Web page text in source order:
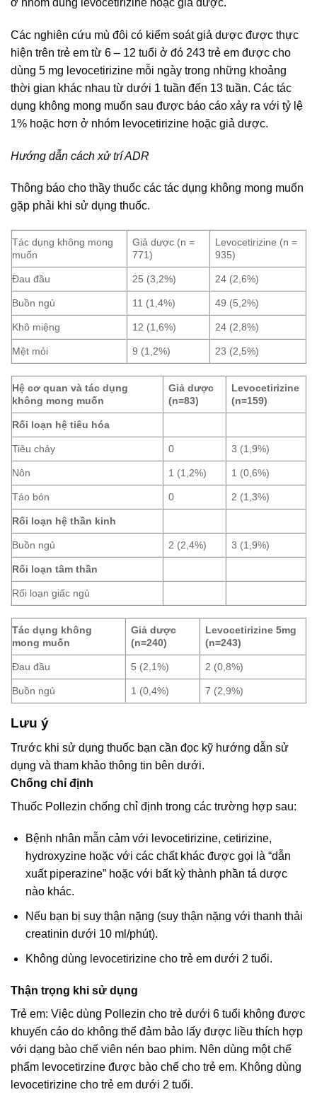
ở nhóm dùng levocetirizine hoặc giả dược.
Các nghiên cứu mù đôi có kiểm soát giả dược được thực
hiện trên trẻ em từ 6 – 12 tuổi ở đó 243 trẻ em được cho
dùng 5 mg levocetirizine mỗi ngày trong những khoảng
thời gian khác nhau từ dưới 1 tuần đến 13 tuần. Các tác
dụng không mong muốn sau được báo cáo xảy ra với tỷ lệ
1% hoặc hơn ở nhóm levocetirizine hoặc giả dược.
Hướng dẫn cách xử trí ADR
Thông báo cho thầy thuốc các tác dụng không mong muốn
gặp phải khi sử dụng thuốc.
Tác dụng không mong
muốn
Giả dược (n =
771)
Levocetirizine (n =
935)
Đau đầu 25 (3,2%) 24 (2,6%)
Buồn ngủ 11 (1,4%) 49 (5,2%)
Khô miệng 12 (1,6%) 24 (2,8%)
Mệt mỏi 9 (1,2%) 23 (2,5%)
Hệ cơ quan và tác dụng
không mong muốn
Giả dược
(n=83)
Levocetirizine
(n=159)
Rối loạn hệ tiêu hóa
Tiêu chảy 0 3 (1,9%)
Nôn 1 (1,2%) 1 (0,6%)
Táo bón 0 2 (1,3%)
Rối loạn hệ thần kinh
Buồn ngủ 2 (2,4%) 3 (1,9%)
Rối loạn tâm thần
Rối loạn giấc ngủ
Tác dụng không
mong muốn
Giả dược
(n=240)
Levocetirizine 5mg
(n=243)
Đau đầu 5 (2,1%) 2 (0,8%)
Buồn ngủ 1 (0,4%) 7 (2,9%)
Lưu ý
Trước khi sử dụng thuốc bạn cần đọc kỹ hướng dẫn sử
dụng và tham khảo thông tin bên dưới.
Chống chỉ định
Thuốc Pollezin chống chỉ định trong các trường hợp sau:
Bệnh nhân mẫn cảm với levocetirizine, cetirizine,
hydroxyzine hoặc với các chất khác được gọi là “dẫn
xuất piperazine” hoặc với bất kỳ thành phần tá dược
nào khác.
Nếu bạn bị suy thận nặng (suy thận nặng với thanh thải
creatinin dưới 10 ml/phút).
Không dùng levocetirizine cho trẻ em dưới 2 tuổi.
Thận trọng khi sử dụng
Trẻ em: Việc dùng Pollezin cho trẻ dưới 6 tuổi không được
khuyến cáo do không thể đảm bảo lấy được liều thích hợp
với dạng bào chế viên nén bao phim. Nên dùng một chế
phẩm levocetirzine được bào chế cho trẻ em. Không dùng
levocetirizine cho trẻ em dưới 2 tuổi.